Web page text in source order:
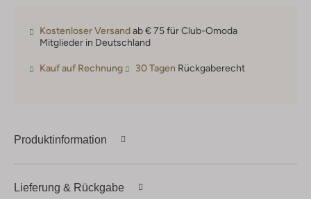
Kostenloser Versandab € 75 für Club-Omoda
Mitglieder in Deutschland
Kauf auf Rechnung 30 Tagen Rückgaberecht
Produktinformation
Lieferung & Rückgabe